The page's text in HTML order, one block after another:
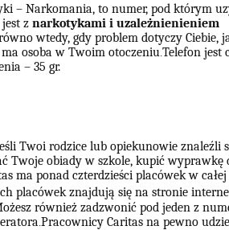
– Narkomania, to numer, pod którym
z narkotykami i uzależnienieniem
wtedy, gdy problem dotyczy Ciebie,
osoba w Twoim otoczeniuTelefon jest
– 35 gr.
Twoi rodzice lub opiekunowie znaleźli
Twoje obiady w szkole, kupić wyprawkę
ma ponad czterdzieści placówek w całej
placówek znajdują się na stronie
również zadzwonić pod jeden z
Pracownicy Caritas na pewno